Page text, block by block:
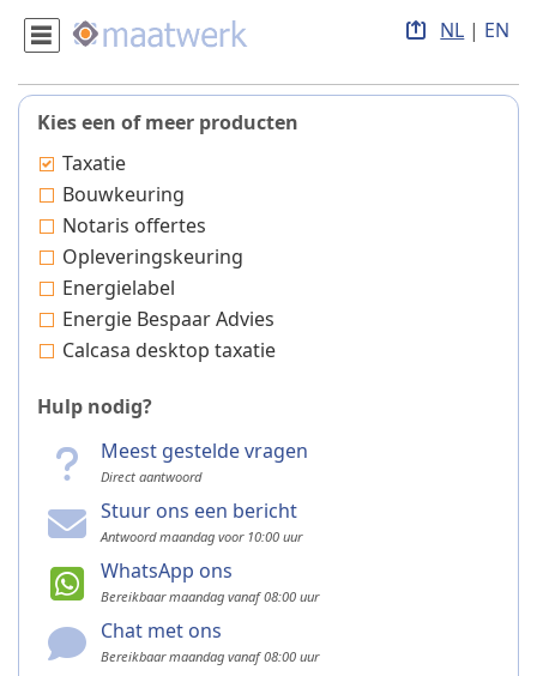
NL | EN
Kies een of meer producten
Taxatie
Bouwkeuring
Notaris offertes
Opleveringskeuring
Energielabel
Energie Bespaar Advies
Calcasa desktop taxatie
Hulp nodig?
Meest gestelde vragen
Direct aantwoord
Stuur ons een bericht
Antwoord maandag voor 10:00 uur
WhatsApp ons
Bereikbaar maandag vanaf 08:00 uur
Chat met ons
Bereikbaar maandag vanaf 08:00 uur